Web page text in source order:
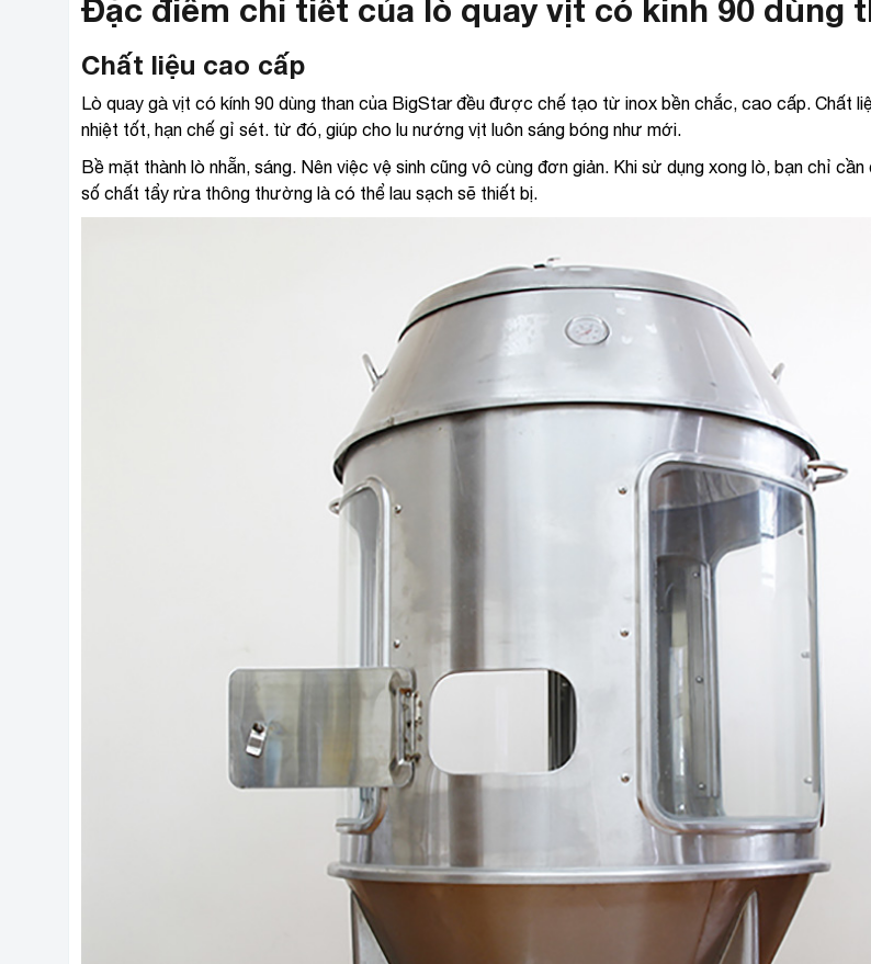
Đặc điểm chi tiết của lò quay vịt có kinh 90 dùng
Chất liệu cao cấp
Lò quay gà vịt có kính 90 dùng than của BigStar đều được chế tạo từ inox bền chắc, cao cấp. Chất
nhiệt tốt, hạn chế gỉ sét. từ đó, giúp cho lu nướng vịt luôn sáng bóng như mới.
Bề mặt thành lò nhẵn, sáng. Nên việc vệ sinh cũng vô cùng đơn giản. Khi sử dụng xong lò, bạn chỉ cần
số chất tẩy rửa thông thường là có thể lau sạch sẽ thiết bị.